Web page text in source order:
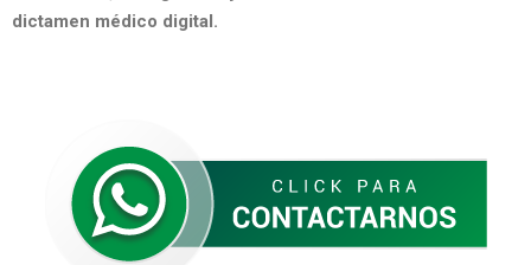
dictamen médico digital.